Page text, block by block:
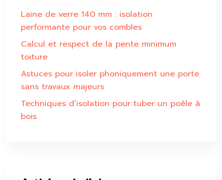
Laine de verre 140 mm : isolation
performante pour vos combles
Calcul et respect de la pente minimum
toiture
Astuces pour isoler phoniquement une porte
sans travaux majeurs
Techniques d’isolation pour tuber un poêle à
bois